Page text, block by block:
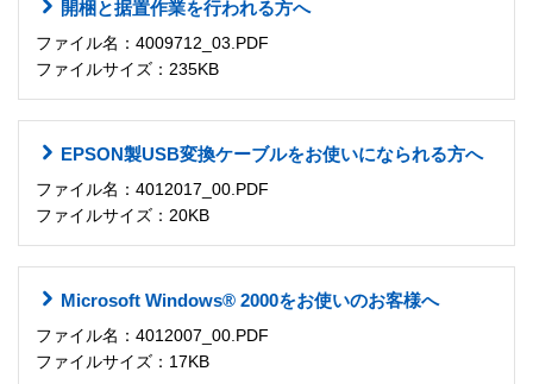
開梱と据置作業を行われる方へ
ファイル名：4009712_03.PDF
ファイルサイズ：235KB
EPSON製USB変換ケーブルをお使いになられる方へ
ファイル名：4012017_00.PDF
ファイルサイズ：20KB
Microsoft Windows® 2000をお使いのお客様へ
ファイル名：4012007_00.PDF
ファイルサイズ：17KB